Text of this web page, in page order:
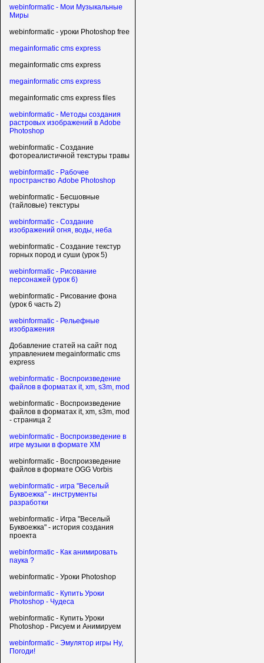
webinformatic - Мои Музыкальные
Миры
webinformatic - уроки Photoshop free
megainformatic cms express
megainformatic cms express
megainformatic cms express
megainformatic cms express files
webinformatic - Методы создания
растровых изображений в Adobe
Photoshop
webinformatic - Создание
фотореалистичной текстуры травы
webinformatic - Рабочее
пространство Adobe Photoshop
webinformatic - Бесшовные
(тайловые) текстуры
webinformatic - Создание
изображений огня, воды, неба
webinformatic - Создание текстур
горных пород и суши (урок 5)
webinformatic - Рисование
персонажей (урок 6)
webinformatic - Рисование фона
(урок 6 часть 2)
webinformatic - Рельефные
изображения
Добавление статей на сайт под
управлением megainformatic cms
express
webinformatic - Воспроизведение
файлов в форматах it, xm, s3m, mod
webinformatic - Воспроизведение
файлов в форматах it, xm, s3m, mod
- страница 2
webinformatic - Воспроизведение в
игре музыки в формате XM
webinformatic - Воспроизведение
файлов в формате OGG Vorbis
webinformatic - игра "Веселый
Буквоежка" - инструменты
разработки
webinformatic - Игра "Веселый
Буквоежка" - история создания
проекта
webinformatic - Как анимировать
паука ?
webinformatic - Уроки Photoshop
webinformatic - Купить Уроки
Photoshop - Чудеса
webinformatic - Купить Уроки
Photoshop - Рисуем и Анимируем
webinformatic - Эмулятор игры Ну,
Погоди!